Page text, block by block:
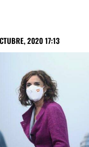
2020 17:13